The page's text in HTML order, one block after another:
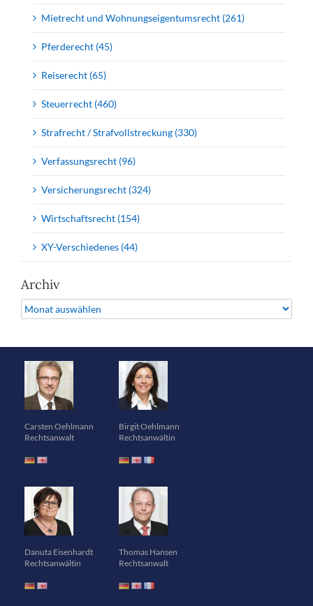
Mietrecht und Wohnungseigentumsrecht (261)
Pferderecht (45)
Reiserecht (65)
Steuerrecht (460)
Strafrecht / Strafvollstreckung (330)
Verfassungsrecht (96)
Versicherungsrecht (324)
Wirtschaftsrecht (154)
XY-Verschiedenes (44)
Archiv
Archiv
Carsten Oehlmann
Rechtsanwalt
Birgit Oehlmann
Rechtsanwältin
Danuta Eisenhardt
Rechtsanwältin
Thomas Hansen
Rechtsanwalt